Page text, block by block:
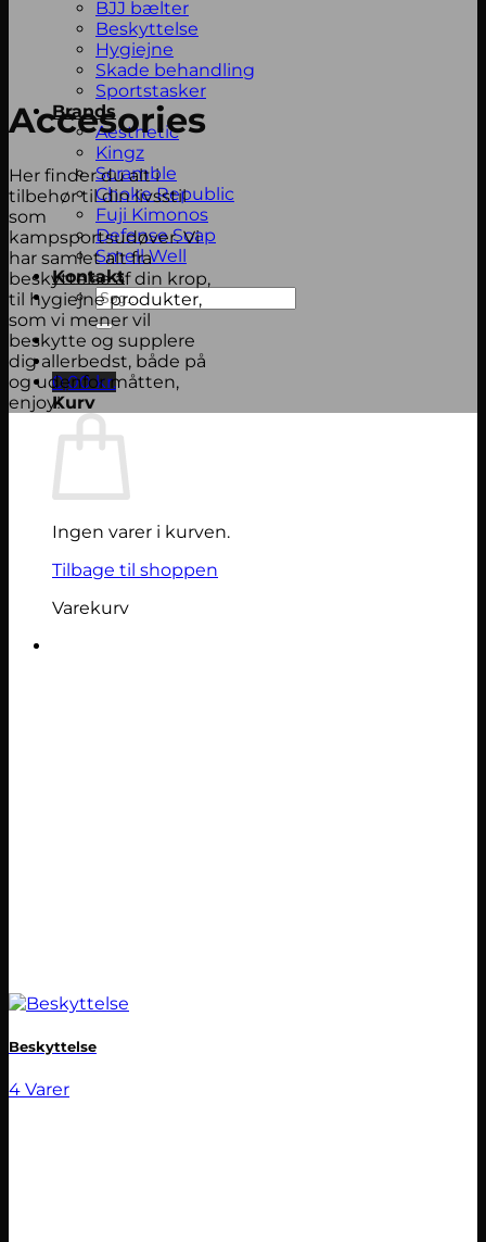
BJJ bælter
Beskyttelse
Hygiejne
Skade behandling
Sportstasker
Brands
Aesthetic
Kingz
Scramble
Choke Republic
Fuji Kimonos
Defense Soap
Smell Well
Kontakt
Søg
efter:
0,00kr.
Kurv
Ingen varer i kurven.
Tilbage til shoppen
Varekurv
Accesories
Her finder du alt i
tilbehør til din livsstil
som
kampsportsudøver. Vi
har samlet alt fra
beskyttelse af din krop,
til hygiejne produkter,
som vi mener vil
beskytte og supplere
dig allerbedst, både på
og udenfor måtten,
enjoy!
Beskyttelse
4 Varer